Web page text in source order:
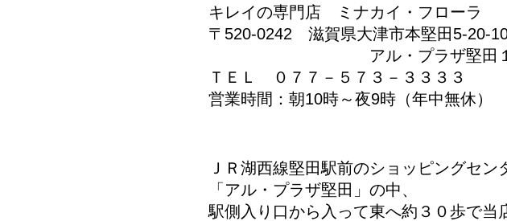
キレイの専門店 ミナカイ・フローラ
〒520-0242 滋賀県大津市本堅田5-20-
アル・プラザ堅田１
ＴＥＬ ０７７－５７３－３３３３
​営業時間：朝10時～夜9時（年中無休）
ＪＲ湖西線堅田駅前のショッピングセン
「アル・プラザ堅田」の中、
駅側入り口から入って東へ約３０歩で当